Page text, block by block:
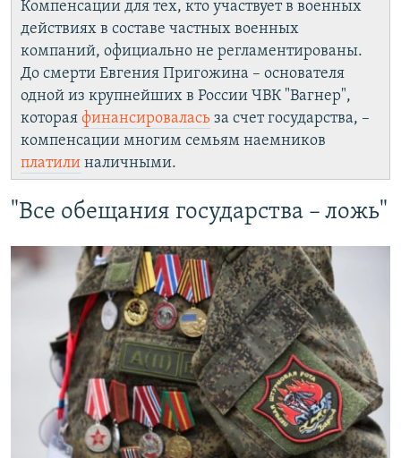
Компенсации для тех, кто участвует в военных
действиях в составе частных военных
компаний, официально не регламентированы.
До смерти Евгения Пригожина – основателя
одной из крупнейших в России ЧВК "Вагнер",
которая финансировалась за счет государства, –
компенсации многим семьям наемников
платили наличными.
"Все обещания государства – ложь"